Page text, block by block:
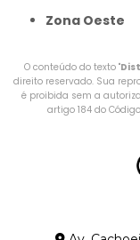
Zona Oeste
O conteúdo do texto "
direito reservado. Sua
é proibida sem a
artigo 184 do